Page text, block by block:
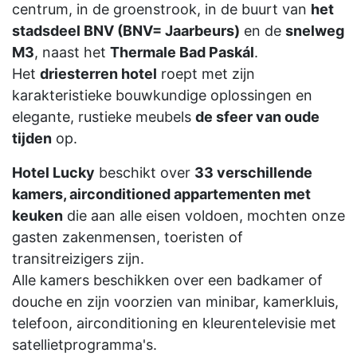
centrum, in de groenstrook, in de buurt van het
stadsdeel BNV (BNV= Jaarbeurs) en de snelweg
M3, naast het Thermale Bad Paskál.
Het driesterren hotel roept met zijn
karakteristieke bouwkundige oplossingen en
elegante, rustieke meubels de sfeer van oude
tijden op.
Hotel Lucky beschikt over 33 verschillende
kamers, airconditioned appartementen met
keuken die aan alle eisen voldoen, mochten onze
gasten zakenmensen, toeristen of
transitreizigers zijn.
Alle kamers beschikken over een badkamer of
douche en zijn voorzien van minibar, kamerkluis,
telefoon, airconditioning en kleurentelevisie met
satellietprogramma's.